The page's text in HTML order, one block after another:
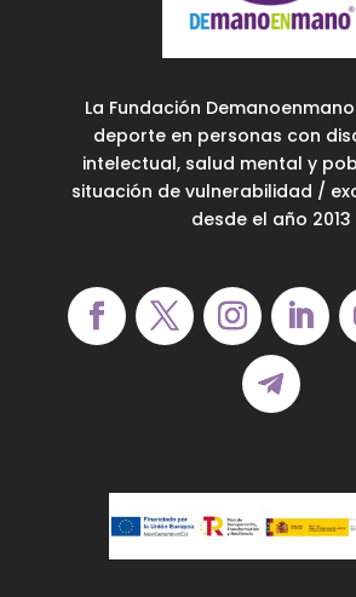
La Fundación
deporte en personas con
intelectual, salud mental y
situación de vulnerabilidad /
desde el año 2013